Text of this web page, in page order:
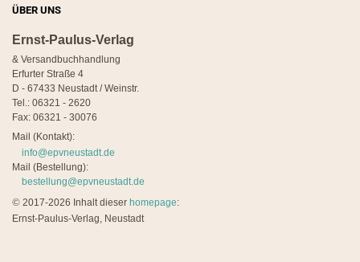
ÜBER UNS
Ernst-Paulus-Verlag
& Versandbuchhandlung
Erfurter Straße 4
D - 67433 Neustadt / Weinstr.
Tel.: 06321 - 2620
Fax: 06321 - 30076
Mail (Kontakt):
info@epvneustadt.de
Mail (Bestellung):
bestellung@epvneustadt.de
© 2017-2026 Inhalt dieser homepage:
Ernst-Paulus-Verlag, Neustadt